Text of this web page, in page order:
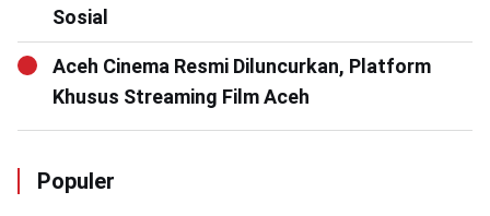
Sosial
Aceh Cinema Resmi Diluncurkan, Platform
Khusus Streaming Film Aceh
Populer